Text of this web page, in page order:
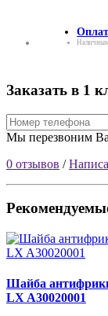
Заказать в 1
Мы перезвоним
0 отзывов /
Шайба
LX A30020001